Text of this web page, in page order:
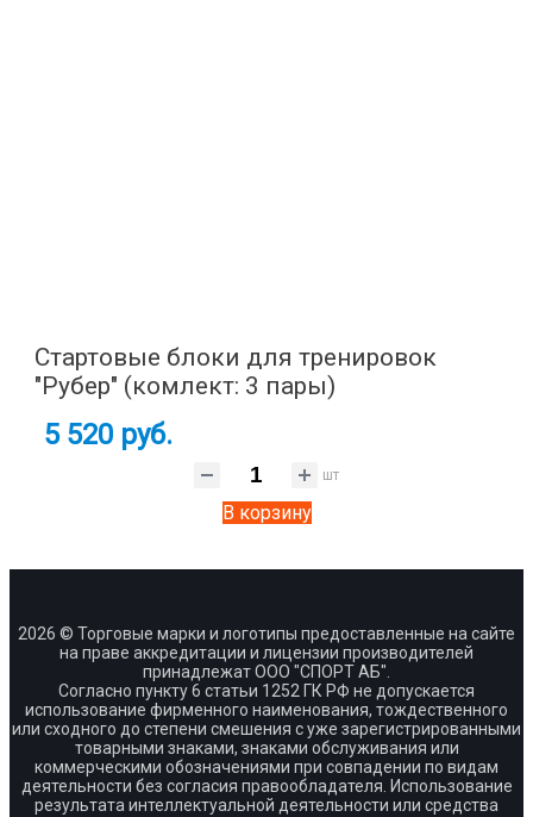
Стартовые блоки для тренировок
"Рубер" (комлект: 3 пары)
5 520 руб.
шт
В корзину
2026 © Торговые марки и логотипы предоставленные на сайте
на праве аккредитации и лицензии производителей
принадлежат ООО "СПОРТ АБ".
Согласно пункту 6 статьи 1252 ГК РФ не допускается
использование фирменного наименования, тождественного
или сходного до степени смешения с уже зарегистрированными
товарными знаками, знаками обслуживания или
коммерческими обозначениями при совпадении по видам
деятельности без согласия правообладателя. Использование
результата интеллектуальной деятельности или средства